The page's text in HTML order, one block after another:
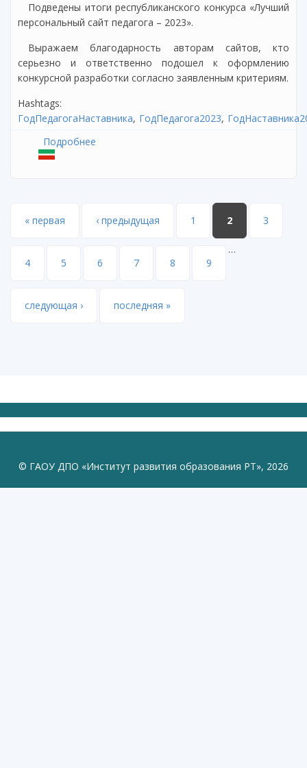
Подведены итоги республиканского конкурса «Лучший
персональный сайт педагога – 2023».
Выражаем благодарность авторам сайтов, кто
серьезно и ответственно подошел к оформлению
конкурсной разработки согласно заявленным критериям.
Hashtags:
ГодПедагогаНаставника ГодПедагога2023
Подробнее
Страницы
« первая ‹ предыдущая 1 2 3
4 5 6 7 8 9
…
следующая › последняя »
© ГАОУ ДПО «Институт развития образования РТ», 2026